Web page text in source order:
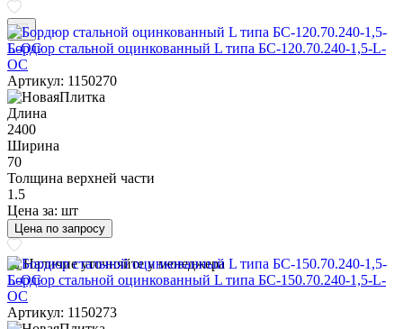
Бордюр стальной оцинкованный L типа БС-120.70.240-1,5-L-
ОС
Артикул: 1150270
Длина
2400
Ширина
70
Толщина верхней части
1.5
Цена за: шт
Цена по запросу
Наличие уточняйте у менеджера
Бордюр стальной оцинкованный L типа БС-150.70.240-1,5-L-
ОС
Артикул: 1150273